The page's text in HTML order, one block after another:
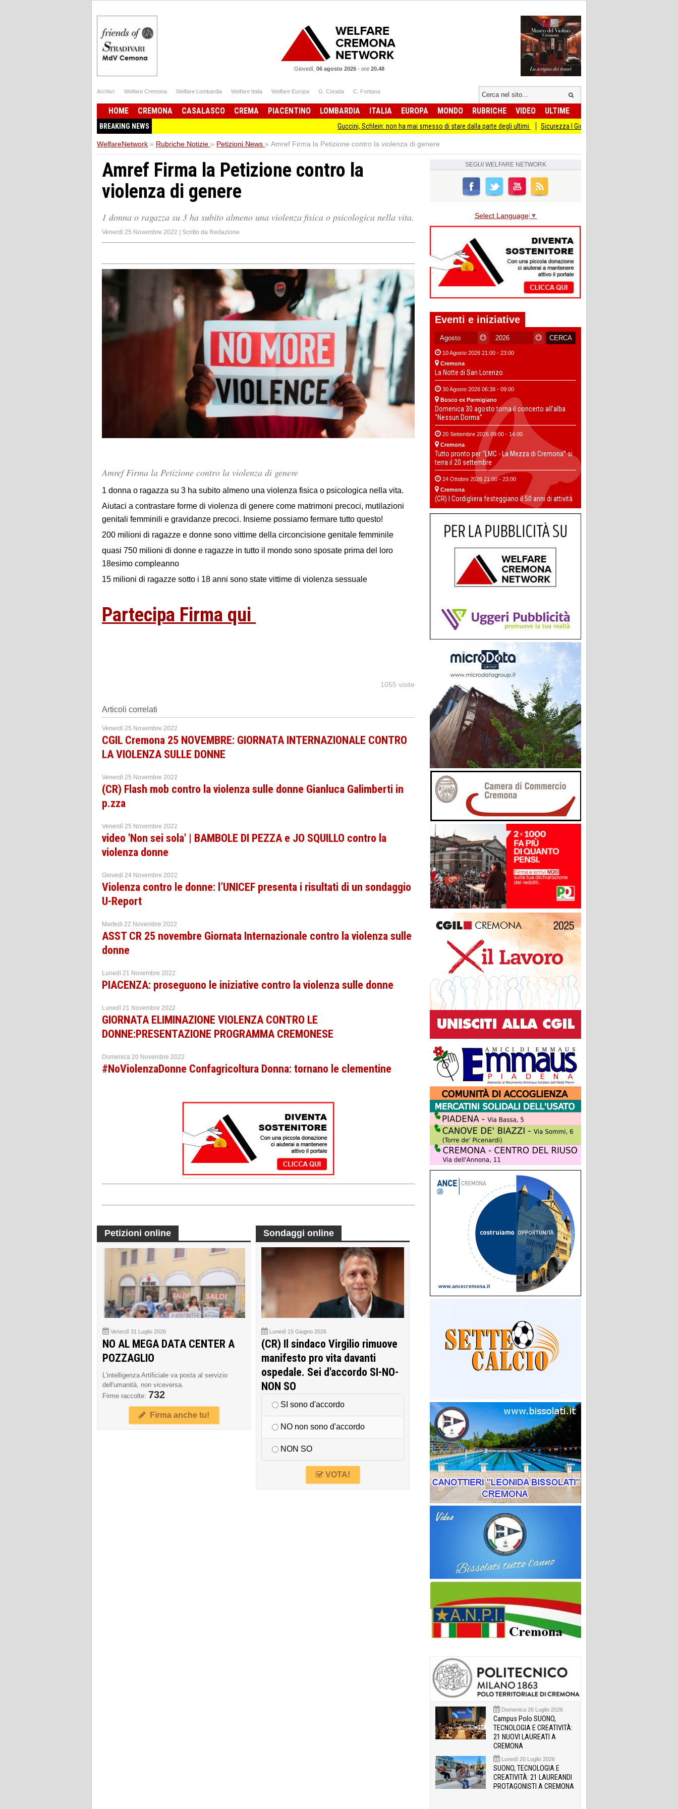
Giovedì, 06 agosto 2026- ore 20.48
Archivi: Welfare Cremona Welfare Lombardia Welfare Italia Welfare Europa G. Corada C. Fontana
HOME CREMONA CASALASCO CREMA PIACENTINO LOMBARDIA ITALIA EUROPA MONDO RUBRICHE VIDEO ULTIME
BREAKING NEWS Guccini, Schlein: non ha mai smesso di stare dalla parte degli ultimi Sicurezza I Giovani Democratici ribattono ai Giovani di Fratellli
WelfareNetwork » Rubriche Notizie » Petizioni News » Amref Firma la Petizione contro la violenza di genere
Amref Firma la Petizione contro la
violenza di genere
1 donna o ragazza su 3 ha subito almeno una violenza fisica o psicologica nella vita.
Venerdì 25 Novembre 2022 | Scritto da Redazione
Amref Firma la Petizione contro la violenza di genere
1 donna o ragazza su 3 ha subito almeno una violenza fisica o psicologica nella vita.
Aiutaci a contrastare forme di violenza di genere come matrimoni precoci, mutilazioni
genitali femminili e gravidanze precoci. Insieme possiamo fermare tutto questo!
200 milioni di ragazze e donne sono vittime della circoncisione genitale femminile
quasi 750 milioni di donne e ragazze in tutto il mondo sono sposate prima del loro
18esimo compleanno
15 milioni di ragazze sotto i 18 anni sono state vittime di violenza sessuale
Partecipa Firma qui
1055 visite
Articoli correlati
Venerdì 25 Novembre 2022
CGIL Cremona 25 NOVEMBRE: GIORNATA INTERNAZIONALE CONTRO
LA VIOLENZA SULLE DONNE
Venerdì 25 Novembre 2022
(CR) Flash mob contro la violenza sulle donne Gianluca Galimberti in
p.zza
Venerdì 25 Novembre 2022
video 'Non sei sola' | BAMBOLE DI PEZZA e JO SQUILLO contro la
violenza donne
Giovedì 24 Novembre 2022
Violenza contro le donne: l’UNICEF presenta i risultati di un sondaggio
U-Report
Martedì 22 Novembre 2022
ASST CR 25 novembre Giornata Internazionale contro la violenza sulle
donne
Lunedì 21 Novembre 2022
PIACENZA: proseguono le iniziative contro la violenza sulle donne
Lunedì 21 Novembre 2022
GIORNATA ELIMINAZIONE VIOLENZA CONTRO LE
DONNE:PRESENTAZIONE PROGRAMMA CREMONESE
Domenica 20 Novembre 2022
#NoViolenzaDonne Confagricoltura Donna: tornano le clementine
Petizioni online
Venerdì 31 Luglio 2026
NO AL MEGA DATA CENTER A
POZZAGLIO
L'intelligenza Artificiale va posta al servizio
dell'umanità, non viceversa.
Firme raccolte: 732
Firma anche tu!
Sondaggi online
Lunedì 15 Giugno 2026
(CR) Il sindaco Virgilio rimuove
manifesto pro vita davanti
ospedale. Sei d'accordo SI-NO-
NON SO
SI sono d'accordo
NO non sono d'accordo
NON SO
VOTA!
SEGUI WELFARE NETWORK
Select Language ▼
Eventi e iniziative
10 Agosto 2026 21:00 - 23:00
Cremona
La Notte di San Lorenzo
30 Agosto 2026 06:38 - 09:00
Bosco ex Parmigiano
Domenica 30 agosto torna il concerto all’alba
“Nessun Dorma”
20 Settembre 2026 09:00 - 14:00
Cremona
Tutto pronto per “LMC - La Mezza di Cremona” si
terra il 20 settembre
24 Ottobre 2026 21:00 - 23:00
Cremona
(CR) I Cordigliera festeggiano il 50 anni di attività
Domenica 26 Luglio 2026
Campus Polo SUONO,
TECNOLOGIA E CREATIVITÀ:
21 NUOVI LAUREATI A
CREMONA
Lunedì 20 Luglio 2026
SUONO, TECNOLOGIA E
CREATIVITÀ: 21 LAUREANDI
PROTAGONISTI A CREMONA